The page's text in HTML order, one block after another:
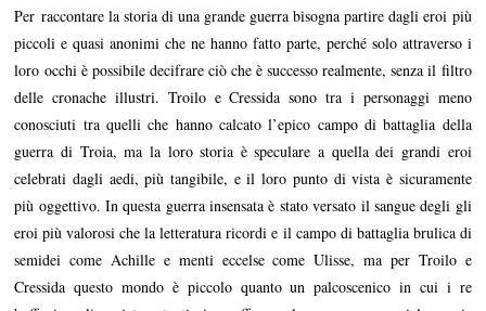
n
a
i
o
0
1
Per raccontare la storia di una grande guerra bisogna partire dagli eroi più
piccoli e quasi anonimi che ne hanno fatto parte, perché solo attraverso i
loro occhi è possibile decifrare ciò che è successo realmente, senza il filtro
delle cronache illustri. Troilo e Cressida sono tra i personaggi meno
conosciuti tra quelli che hanno calcato l’epico campo di battaglia della
guerra di Troia, ma la loro storia è speculare a quella dei grandi eroi
celebrati dagli aedi, più tangibile, e il loro punto di vista è sicuramente
più oggettivo. In questa guerra insensata è stato versato il sangue degli gli
eroi più valorosi che la letteratura ricordi e il campo di battaglia brulica di
semidei come Achille e menti eccelse come Ulisse, ma per Troilo e
Cressida questo mondo è piccolo quanto un palcoscenico in cui i re